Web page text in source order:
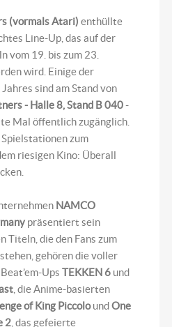
(vormals Atari) enthüllte
Line-Up, das auf der
vom 19. bis zum 23.
wird. Einige der
sind am Stand von
- Halle 8, Stand B 040-
Mal öffentlich zugänglich.
zum
riesigen Kino: Überall
NAMCO
präsentiert sein
Titeln, die den Fans zum
gehören die voller
UpsTEKKEN 6 und
, die Anime-basierten
of King PiccoloundOne
2 , das gefeierte